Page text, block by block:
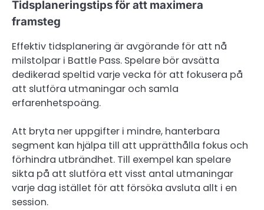
Tidsplaneringstips för att maximera
framsteg
Effektiv tidsplanering är avgörande för att nå
milstolpar i Battle Pass. Spelare bör avsätta
dedikerad speltid varje vecka för att fokusera på
att slutföra utmaningar och samla
erfarenhetspoäng.
Att bryta ner uppgifter i mindre, hanterbara
segment kan hjälpa till att upprätthålla fokus och
förhindra utbrändhet. Till exempel kan spelare
sikta på att slutföra ett visst antal utmaningar
varje dag istället för att försöka avsluta allt i en
session.